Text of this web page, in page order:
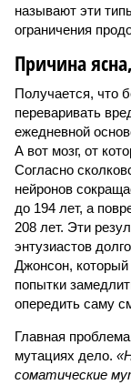
называют эти
ограничения
Причина
Получается, что
переваривать
ежедневной
А вот мозг, от
Согласно
нейронов
до 194 лет, а
208 лет. Эти
энтузиастов
Джонсон,
попытки
опередить саму
Главная
мутациях дело.
соматические